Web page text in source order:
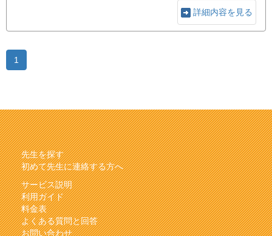
詳細内容を見る
1
先生を探す
初めて先生に連絡する方へ
サービス説明
利用ガイド
料金表
よくある質問と回答
お問い合わせ